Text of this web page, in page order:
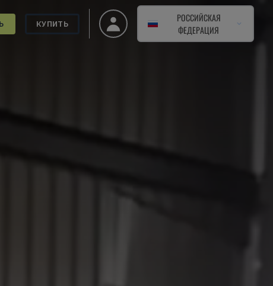
КУПИТЬ
РОССИЙСКАЯ
ФЕДЕРАЦИЯ